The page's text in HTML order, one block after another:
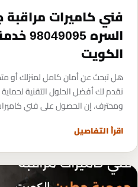
فني كاميرات
الكويت
هل تبحث عن أمان كامل لمنزلك أو
نقدم لك أفضل الحلول التقنية
ومحترف. إن الحصول على فني
اقرأ التفاصيل